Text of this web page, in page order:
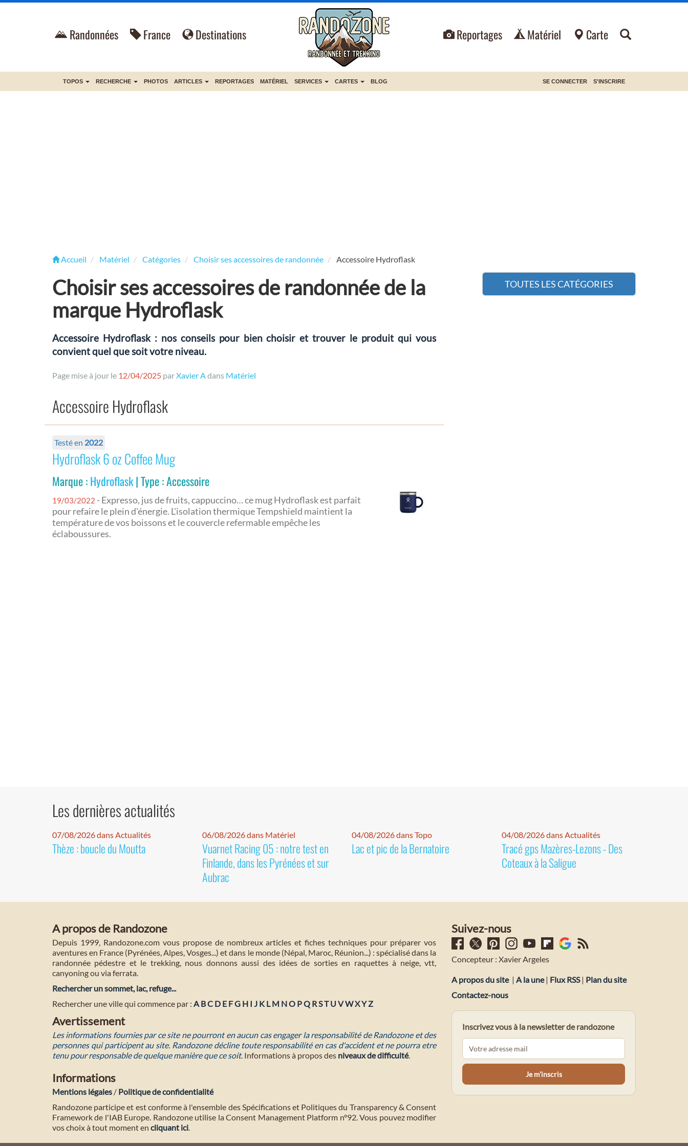
Randonnées France Destinations Reportages Matériel Carte
TOPOS RECHERCHE PHOTOS ARTICLES REPORTAGES MATÉRIEL SERVICES CARTES BLOG SE CONNECTER S'INSCRIRE
Accueil Matériel Catégories Choisir ses accessoires de randonnée Accessoire Hydroflask
Choisir ses accessoires de randonnée de la
marque Hydroflask
Accessoire Hydroflask : nos conseils pour bien choisir et trouver le produit qui vous
convient quel que soit votre niveau.
Page mise à jour le 12/04/2025 parXavier Adans Matériel
Accessoire Hydroflask
Testé en 2022
Hydroflask 6 oz Coffee Mug
Marque :Hydroflask| Type : Accessoire
19/03/2022 - Expresso, jus de fruits, cappuccino… ce mug Hydroflask est parfait
pour refaire le plein d'énergie. L'isolation thermique Tempshield maintient la
température de vos boissons et le couvercle refermable empêche les
éclaboussures.
TOUTES LES CATÉGORIES
Les dernières actualités
07/08/2026 dans Actualités
Thèze : boucle du Moutta
06/08/2026 dans Matériel
Vuarnet Racing 05 : notre test en
Finlande, dans les Pyrénées et sur
Aubrac
04/08/2026 dans Topo
Lac et pic de la Bernatoire
04/08/2026 dans Actualités
Tracé gps Mazères-Lezons - Des
Coteaux à la Saligue
A propos de Randozone
Depuis 1999, Randozone.com vous propose de nombreux articles et fiches techniques pour préparer vos
aventures en France (Pyrénées, Alpes, Vosges...) et dans le monde (Népal, Maroc, Réunion...) : spécialisé dans la
randonnée pédestre et le trekking, nous donnons aussi des idées de sorties en raquettes à neige, vtt,
canyoning ou via ferrata.
Rechercher un sommet, lac, refuge...
Rechercher une ville qui commence par : A BC D E FG H I J K L M NO PQ R ST U VWXY Z
Avertissement
Les informations fournies par ce site ne pourront en aucun cas engager la responsabilité de Randozone et des
personnes qui participent au site. Randozone décline toute responsabilité en cas d'accident et ne pourra etre
tenu pour responsable de quelque manière que ce soit. Informations à propos des niveaux de difficulté.
Informations
Mentions légales / Politique de confidentialité
Randozone participe et est conforme à l'ensemble des Spécifications et Politiques du Transparency & Consent
Framework de l'IAB Europe. Randozone utilise la Consent Management Platform n°92. Vous pouvez modifier
vos choix à tout moment en cliquant ici
Suivez-nous
Concepteur : Xavier Argeles
A propos du site | A la une| Flux RSS| Plan du site
Contactez-nous
Inscrivez vous à la newsletter de randozone